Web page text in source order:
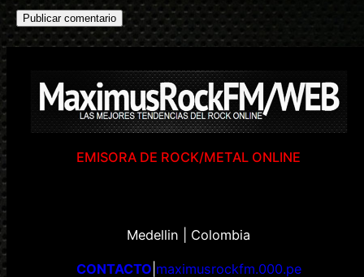
EMISORA DE ROCK/METAL ONLINE
Medellin | Colombia
CONTACTO maximusrockfm.000.pe